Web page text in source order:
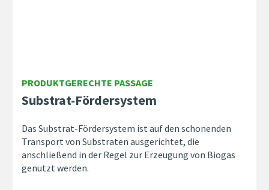
PRODUKTGERECHTE PASSAGE
Substrat-Fördersystem
Das Substrat-Fördersystem ist auf den schonenden
Transport von Substraten ausgerichtet, die
anschließend in der Regel zur Erzeugung von Biogas
genutzt werden.